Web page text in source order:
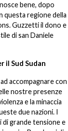
bene, dopo
questa regione della
Guzzetti il dono e
di san Daniele
il Sud Sudan
accompagnare con
nostre presenze
e la minaccia
due nazioni. I
grande tensione e